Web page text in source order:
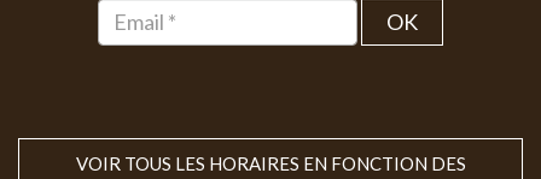
OK
VOIR TOUS LES HORAIRES EN FONCTION DES